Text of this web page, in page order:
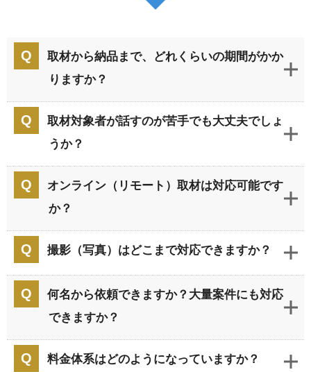
取材から納品まで、どれくらいの期間がかか
りますか？
取材対象者が話すのが苦手でも大丈夫でしょ
うか？
オンライン（リモート）取材は対応可能です
か？
撮影（写真）はどこまで対応できますか？
何名から依頼できますか？大量案件にも対応
できますか？
料金体系はどのようになっていますか？